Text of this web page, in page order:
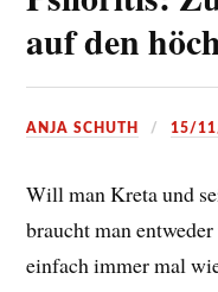
auf den
ANJA SCHUTH 15/
Will man Kreta und
braucht man
einfach immer mal